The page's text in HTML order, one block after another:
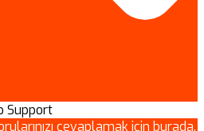
cevaplamak için burada.